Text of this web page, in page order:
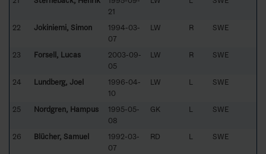
21
22 Jokiniemi, Simon
1994-03-
07
LW R SWE
23 Forsell, Lucas
2003-09-
05
LW R SWE
24 Lundberg, Joel
1996-04-
10
LW L SWE
25 Nordgren, Hampus
1995-05-
08
GK L SWE
26 Blücher, Samuel
1992-03-
07
RD L SWE